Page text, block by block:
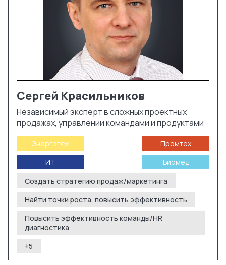
Сергей Красильников
Независимый эксперт в сложных проектных
продажах, управлении командами и продуктами
Энерготех
Промтех
ИТ
Биомед
Создать стратегию продаж/маркетинга
Найти точки роста, повысить эффективность
Повысить эффективность команды/HR
диагностика
+5